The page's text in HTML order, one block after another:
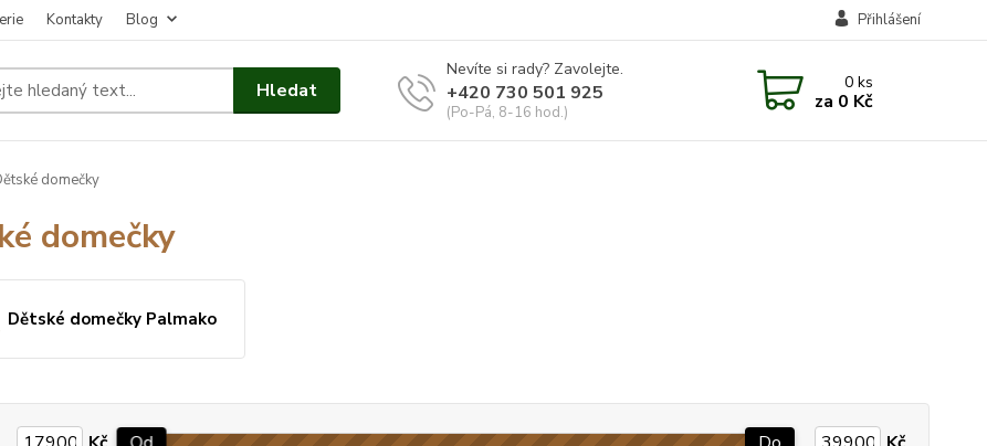
Kontakty Blog Přihlášení
Hledat
Nevíte si rady? Zavolejte.
+420 730 501 925
(Po-Pá, 8-16 hod.)
0ks
za 0 Kč
domečky
domečky
Dětské domečky Palmako